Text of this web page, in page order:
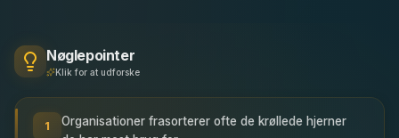
Nøglepointer
Klik for at udforske
1
Organisationer frasorterer ofte de krøllede hjerner